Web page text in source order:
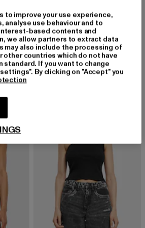
EUR 19,99
CLOUD5IVE
Lace
EUR 17,99
Derzeitiger Preis: EUR 17,99
EUR 24,99Aktionspreis:
to improve your use experience,
analyse use behaviour and to
based contents and
we allow partners to extract data
may also include the processing of
other countries which do not have
standard. If you want to change
By clicking on "Accept" you